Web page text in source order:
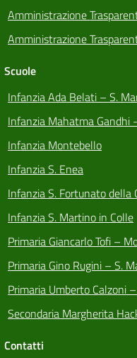
Amministrazione
Amministrazione
Scuole
Infanzia Ada Belati – S.
Infanzia Mahatma Gandhi
Infanzia Montebello
Infanzia S. Enea
Infanzia S. Fortunato della
Infanzia S. Martino in Colle
Primaria Giancarlo Tofi –
Primaria Gino Rugini – S.
Primaria Umberto Calzoni
Secondaria Margherita
Contatti